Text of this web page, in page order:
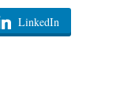
LinkedIn